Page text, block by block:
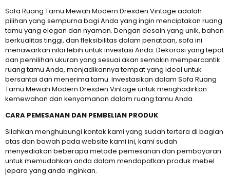
Sofa Ruang Tamu Mewah Modern Dresden Vintage adalah
pilihan yang sempurna bagi Anda yang ingin menciptakan ruang
tamu yang elegan dan nyaman. Dengan desain yang unik, bahan
berkualitas tinggi, dan fleksibilitas dalam penataan, sofa ini
menawarkan nilai lebih untuk investasi Anda. Dekorasi yang tepat
dan pemilihan ukuran yang sesuai akan semakin mempercantik
ruang tamu Anda, menjadikannya tempat yang ideal untuk
bersantai dan menerima tamu. Investasikan dalam Sofa Ruang
Tamu Mewah Modern Dresden Vintage untuk menghadirkan
kemewahan dan kenyamanan dalam ruang tamu Anda.
CARA PEMESANAN DAN PEMBELIAN PRODUK
Silahkan menghubungi kontak kami yang sudah tertera di bagian
atas dan bawah pada website kami ini, kami sudah
menyediakan beberapa metode pemesanan dan pembayaran
untuk memudahkan anda dalam mendapatkan produk mebel
jepara yang anda inginkan.